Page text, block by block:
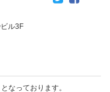
ル3F
なっております。